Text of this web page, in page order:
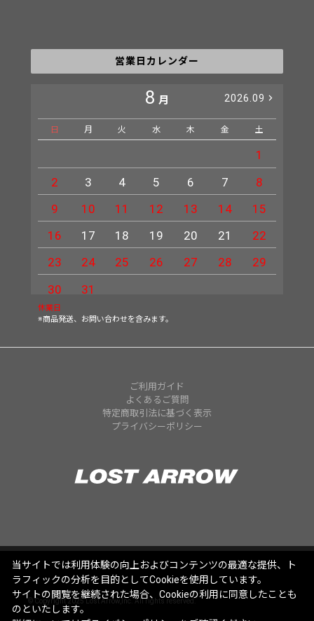
営業日カレンダー
8 月 2026.09
日 月 火 水 木 金 土
1
2
3 4 5 6 7
8
9
10 11 12 13 14
15
16
17 18 19 20 21
22
23
24 25 26 27 28
29
30
31
休業日
※商品発送、お問い合わせを含みます。
ご利用ガイド
よくあるご質問
特定商取引法に基づく表示
プライバシーポリシー
© Copyright 2025 Lost Arrow,Inc. All rights reserved.
当サイトでは利用体験の向上およびコンテンツの最適な提供、ト
ラフィックの分析を目的としてCookieを使用しています。
サイトの閲覧を継続された場合、Cookieの利用に同意したことも
のといたします。